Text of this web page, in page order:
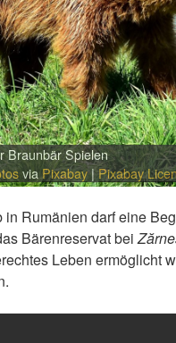
Braunbär Spielen
viaPixabay|Pixabay
in Rumänien darf eine
Bärenreservat bei
Leben ermöglicht